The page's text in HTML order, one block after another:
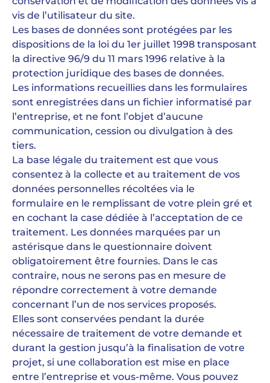
vis de l’utilisateur du site.
Les bases de données sont protégées par les
dispositions de la loi du 1er juillet 1998 transposant
la directive 96/9 du 11 mars 1996 relative à la
protection juridique des bases de données.
Les informations recueillies dans les formulaires
sont enregistrées dans un fichier informatisé par
l’entreprise, et ne font l’objet d’aucune
communication, cession ou divulgation à des
tiers.
La base légale du traitement est que vous
consentez à la collecte et au traitement de vos
données personnelles récoltées via le
formulaire en le remplissant de votre plein gré et
en cochant la case dédiée à l’acceptation de ce
traitement. Les données marquées par un
astérisque dans le questionnaire doivent
obligatoirement être fournies. Dans le cas
contraire, nous ne serons pas en mesure de
répondre correctement à votre demande
concernant l’un de nos services proposés.
Elles sont conservées pendant la durée
nécessaire de traitement de votre demande et
durant la gestion jusqu’à la finalisation de votre
projet, si une collaboration est mise en place
entre l’entreprise et vous-même. Vous pouvez